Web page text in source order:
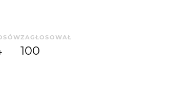
ZAGŁOSOWAŁ
100